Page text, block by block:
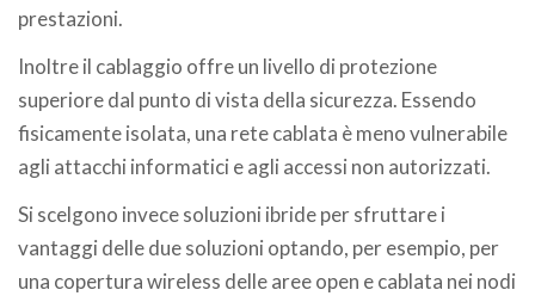
prestazioni.
Inoltre il cablaggio offre un livello di protezione
superiore dal punto di vista della sicurezza. Essendo
fisicamente isolata, una rete cablata è meno vulnerabile
agli attacchi informatici e agli accessi non autorizzati.
Si scelgono invece soluzioni ibride per sfruttare i
vantaggi delle due soluzioni optando, per esempio, per
una copertura wireless delle aree open e cablata nei nodi